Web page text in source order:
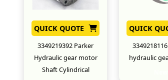
QUICK QUOTE
3349219392 Parker
Hydraulic gear motor
Shaft Cylindrical
QUICK
hydraulic